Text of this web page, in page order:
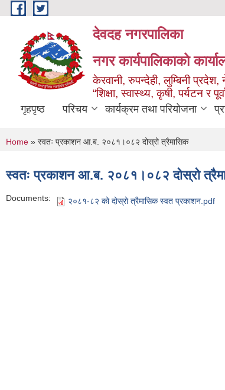
Skip to main content
देवदह नगरपालिका
नगर कार्यपालिकाको
केरवानी, रुपन्देही, लुम्बिनी प्रदेश,
“शिक्षा, स्वास्थ्य, कृषी, पर्यटन र
गृहपृष्ठ परिचय कार्यक्रम तथा परियोजना
You are here
Home » स्वतः प्रकाशन आ.ब. २०८१।०८२ दोस्रो त्रैमासिक
स्वतः प्रकाशन आ.ब. २०८१।०८२ दोस्रो
Documents: २०८१-८२ को दोस्रो त्रैमासिक स्वत प्रकाशन.pdf